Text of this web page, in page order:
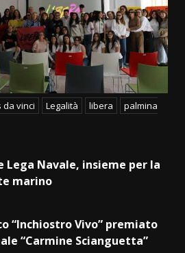
da vinci Legalità libera
palmina
Lega Navale, insieme per la
marino
“Inchiostro Vivo” premiato
“Carmine Scianguetta”